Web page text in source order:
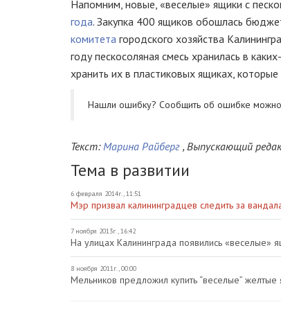
Напомним, новые, «веселые» ящики с
года. Закупка 400 ящиков обошлась
комитета городского хозяйства
году пескосоляная смесь хранилась в
хранить их в пластиковых ящиках,
Нашли ошибку? Cообщить об ошибке
Текст: Марина Райберг , Выпускающий
Тема в развитии
6 февраля 2014г., 11:51
Мэр призвал калининградцев следить за
7 ноября 2013г., 16:42
На улицах Калининграда появились «веселые»
8 ноября 2011г., 00:00
Мельников предложил купить “веселые”